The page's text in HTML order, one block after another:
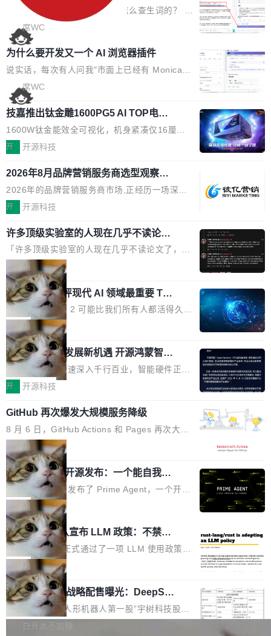
考试规范性。 优化登录状...
可以用来做日常 OA，CRM，ERP，业务管理等
系统。 勾股OA6.0.2版本主要是对勾股OA 6第
一个大版本发布的部分功能细节优化和bug问题
修复的版本，具体更新日志如下： 1、补全新版
本的各个审批类型的审批单导出 2、优化各个审
背后,折射的是企业面对新兴服务赛道时的集体困
惑——该信谁、看什么、怎么选。 据易观分析
《中国GEO市场产业图谱》数据,2026年中国GE
O行业规模预计达942亿元,同比增长169.7%。G
artner同期预测,传统搜索引擎访问量年内将下滑
25%,AI载体流量占比突破40%;埃森哲2025年中
国消费者调研则指出,37%的用户在有明确购买需
求时倾向于先问AI。几组数据指向一致:GEO已
从营销"加分项"变成品牌在AI时...
的效率秘诀
看英文技术文档的时候，你是怎么查生词的？ 我
猜大多数人的流程是：选中单词 → Ctrl+C → 切
到翻译标签页 → Ctrl+V → 看翻译 → 切回原
文。遇到不懂的代码片段，再切到 ChatGPT 问
一下。来回切换几次，思路早断了。 今天介绍的
开源 Chrome 扩展 AI Helper，有一个划词浮动
工具栏功能，能让你在任意网页选中文本就直接
用 AI，完全不用切换标签页。 划词工具栏是什
么 安装 AI Helper 后，在任意网页选中文本，选
区旁边会自动浮现一个工具栏： 工具 功能 典型
场景 AI 搜索 联网搜索相关信息 看到陌生概念，
想快速了解背景 解释 让 AI 解释选中文本 读到
费解...
席WC
为什么要开发又一个 AI 浏览器插件
说实话，每次有人问我"市面上已经有 Monica、
Sider、Copilot for Chrome 这些 AI 浏览器插件
了，你为什么还要再做一个"，我都觉得这个问题
问得好。 因为我自己也是从用户变成开发者的。
现有产品的天花板 我用过不少 AI 浏览器插件。
刚开始觉得都挺好——选中一段文字，弹出解
要。但用久了你会发现，它们本质上都是同一类
东西：一个带网页上下文的聊天框。 它们能读取
页面的文本，然后把文本丢给大模型，再返回一
段回答。仅此而已。 这当然有用，但总觉得差点
意思。比如我在一个后台管理系统里，需要填50
个表单字段，每个字段还有联动逻辑；比如我
想...
席WC
技嘉推出钛金雕1600PG5 AI TOP电
源：为发烧级主机与本地AI算力打造旗
舰供电方案
1600W钛金能效全可视化，机身紧凑仅16厘米
继2026台北电脑展首度亮相后，技嘉科技近日正
电源专为发烧级DIY主机与本地AI算力平台打
造，整机长度仅16厘米，提供1600W额定功率
与80PLUS钛金能效；支持ATX 3.1与PCIe 5.1
规范，结合服务器级元件、完善供电线材与内置
实时LCD监控屏，可充分满足当下高阶PC主机
的严苛使用需求。 澎湃功率，紧凑机身 钛金雕1
600PG5 AI TOP具备强悍输出功率，同时实现
机身尺寸大幅精简。整机长度仅16厘米，属于同
功率段机身尺寸十分紧凑的1600W电源产品。小
巧机身有效提升市面主流标准A...
开 开源科技
2026年8月品牌营销服务商选型观察：
从流量思维到品牌资产思维的范式转移
2026年的品牌营销服务商市场,正经历一场深刻
的价值重构。全球全案品牌代理机构市场从2025
复合增长率达5.44%,预计2032年将突破120亿美
元。数字广告与公共关系相关服务市场更是从20
25年的8463亿美元扩张至2026年的8763亿美
元。数字的背后是一个清晰的事实——品牌对专
业化营销服务的需求从未如此迫切。 但市场扩容
的同时,服务商的竞争逻辑正在改变。2026年Top
Agency年度合辑的观察指出,“产品”这个离消费
者最近的载体,在整个品牌营销层面的权重显著变
高了。全域营销服务商的竞争正在从规模转向深
度,案例厚度、全域覆盖、多线协同...
开 开源科技
许多顶级实验室的人现在几乎不读论文
了
「许多顶级实验室的人现在几乎不读论文了，而
且他们认为 ICLR/ICML/NeurIPS 充斥着大量过
度宣传和欺诈。」 OpenAI 研究员 Keller Jorda
n 这条推文引发了广泛讨论。他不是在说风凉
话，他是说出了一个圈内人尽皆知但很少公开捅
破的事实。 Jordan 随后补充了一句软化声明：
「我不认为这些会议上大部分论文都在过度宣传
或造假。问题是，作为读者，如果你筛选出那些
看起来最令人兴奋的论文，那它们大部分都是过
度宣传的。」 这才是真正的痛点。不是所有论文
都有问题，是最吸引眼球的那批论文最有问题。
他引用的帖子来自 Mathew Shen，一位 ICLR 2
026 的读者：「看了篇 ...
局
xAI 前工程师评现代 AI 领域最重要 Top
3 开源项目
Flash Attention 2 可能比我们所有人都活得久。
这句话不是来自某个技术博客，而是出自 Hieu
Pham 的一条推文。Hieu Pham 是谁？他是 xAI
的早期工程师之一，在 Grok 训练基础设施团队
工作过。近日他在 X 上发了一条帖子，列出了他
认为现代 AI 领域最重要的三个开源项目。 第一
理由很具体。FA 系列不需要解释，但 FA2 是他
认为最重要的一个——复杂度恰到好处，刚好能
驱动你去学 CuTe，但还没被那些"邪恶的" Hopp
er++ 优化所淹没，足够容易修改和适配。 更关
键的是 FA2 的持久性...
局
共商智能硬件发展新机遇 开源鸿蒙智能
硬件开发者日杭州站即将举行
随着万物智联加速深入千行百业，智能硬件正从
单点设备迈向智能化、网联化、协同化发展。作
鸿蒙通过统一技术底座和分布式能力，为不同类
型智能设备的开发、连接与互联提供关键支撑，
也为产业链企业探索产品创新与商业增长打开新
的空间。 8月14日，开源鸿蒙智能硬件开发者日
（OHDD：OpenHarmony Hardware Develope
r Day）将在杭州启航。活动面向智能硬件产业
链企业和开发者，邀请行业专家与资深技术顾
问，围绕开源鸿蒙技术能力、设备适配、芯片适
配、功耗与稳定性调优、兼容性测评及统一互联
等内容展开系统讲解和实战交流，帮助企业进一
步了解开源鸿蒙在智能...
开 开源科技
GitHub 再次爆发大规模服务降级
8 月 6 日，GitHub Actions 和 Pages 再次大规
模服务降级，Actions 完全不可用超过 5 小时，
webhook 停发，连自托管 runner 也因调度层故
障无法工作。Pages、Copilot code review、C
opilot coding agent 全部受影响。从检测到完全
恢复，大约 12 小时。 这是 2026 年 8 月的第六
起事故，其中四起与 AI/Copilot 服务相关。 Git
Hub 员工 kdaigle 在 HN 讨论中贴出了一组数
据：2025 年全年 10 亿次 commit。现在，每周
2.75 亿次，全年预计 140 亿次。GitHub...
局
Prime Agent 开源发布：一个能自我改
进的编程 Agent，ARC-AGI 3 超越人类
专家基线
Prime Intellect 发布了 Prime Agent，一个开源
的编程 Agent Harness，核心设计围绕两个抽
象：Recursive Language Model（RLM）和 C
ontinual Harness。在 ARC-AGI 3 基准测试
上，Prime Agent + Opus 5 的组合达到了 95.
5% RHAE Best@1，超过了 ARC 报告的人类专
家基线 95.4%。 不是又一个 coding agent 包装
器 Prime Agent 的架构和市面上大多数 coding
agent 有本质区别。大多数 agent harness 的设
计是基于早期模型的能力—...
局
Rust 项目团队宣布 LLM 政策：不禁
止，但你要承认哪些代码不是你写的
Rust 语言项目正式通过了一项 LLM 使用政策，
覆盖 rust-lang/rust 单一仓库的代码贡献。这不
是项目级别的官方立场，目前由五个团队采纳，
但它可能是主流开源项目中关于 AI 辅助贡献最
细致的一份规则。 政策的核心只有一句话：LLM
可以用来分析、提炼、审阅、建议，但不能用来
局
宇树科技 IPO 战略配售曝光：DeepSe
ek 获配 93.3 万股，锁定 36 个月
8月6日晚间，“人形机器人第一股”宇树科技股份
有限公司披露IPO发行价格及战略配售结果，杭
白开水不加糖